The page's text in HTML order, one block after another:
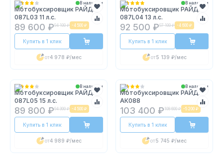
В наличии
Мотобуксировщик РАЙДА
087L03 11 л.с.
89 600 ₽94 100 ₽ -4 500 ₽
Купить в 1 клик
от4 978 ₽/мес
В наличии
Мотобуксировщик РАЙДА
087L04 13 л.с.
92 500 ₽97 100 ₽ -4 600 ₽
Купить в 1 клик
от5 139 ₽/мес
В наличии
Мотобуксировщик РАЙДА
087L05 15 л.с.
89 800 ₽94 300 ₽ -4 500 ₽
Купить в 1 клик
от4 989 ₽/мес
В наличии
Мотобуксировщик РАЙДА
АК088
103 400 ₽108 600 ₽ -5 200 ₽
Купить в 1 клик
от5 745 ₽/мес